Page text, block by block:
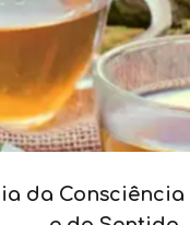
da